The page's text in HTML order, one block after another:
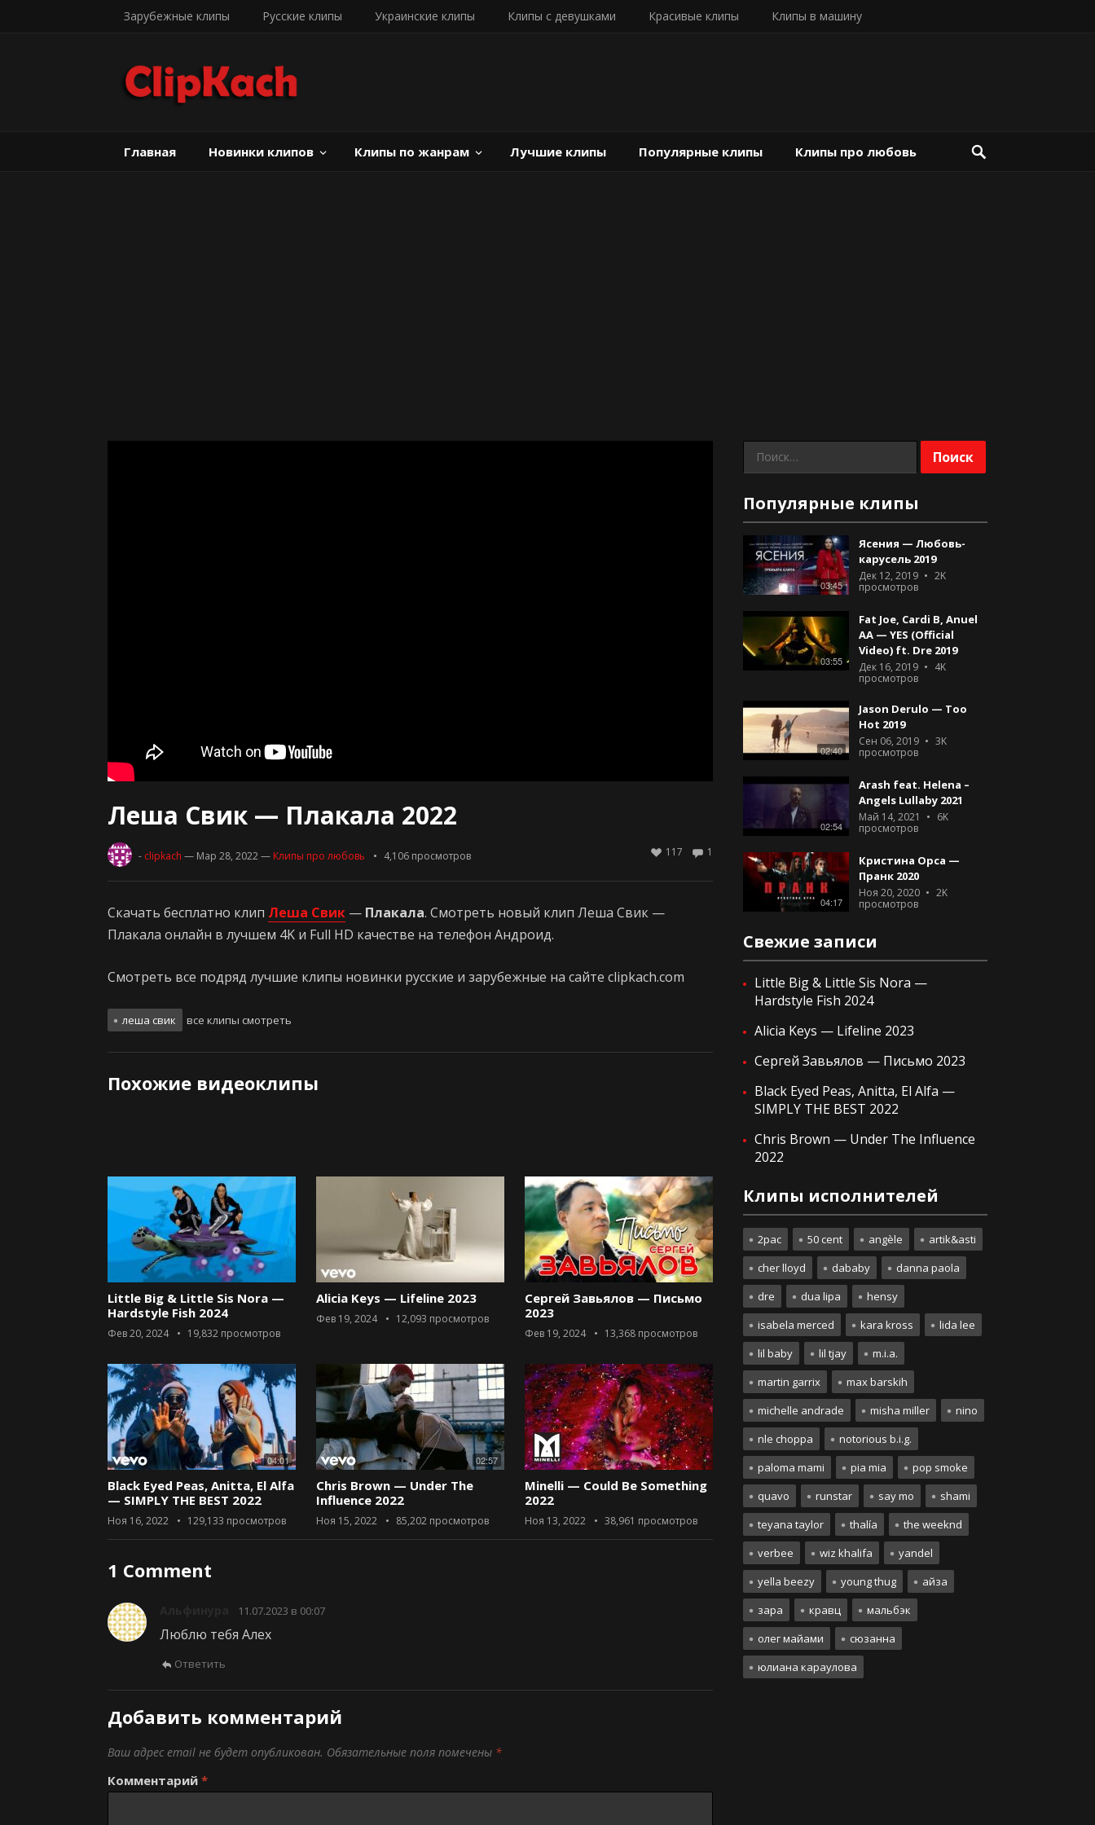
Зарубежные клипы Русские клипы Украинские клипы Клипы с девушками Красивые клипы Клипы в машину
Главная Новинки клипов Клипы по жанрам Лучшие клипы Популярные клипы Клипы про любовь
Леша Свик — Плакала 2022
- clipkach — Мар 28, 2022— Клипы про любовь 4,106 просмотров 1
117
Скачать бесплатно клип Леша Свик — Плакала. Смотреть новый клип Леша Свик —
Плакала онлайн в лучшем 4K и Full HD качестве на телефон Андроид.
Смотреть все подряд лучшие клипы новинки русские и зарубежные на сайте clipkach.com
леша свик все клипы смотреть
Похожие видеоклипы
Little Big & Little Sis Nora —
Hardstyle Fish 2024
Фев 20, 2024 19,832 просмотров
Alicia Keys — Lifeline 2023
Фев 19, 2024 12,093 просмотров
Сергей Завьялов — Письмо
2023
Фев 19, 2024 13,368 просмотров
04:01
Black Eyed Peas, Anitta, El Alfa
— SIMPLY THE BEST 2022
Ноя 16, 2022 129,133 просмотров
02:57
Chris Brown — Under The
Influence 2022
Ноя 15, 2022 85,202 просмотров
Minelli — Could Be Something
2022
Ноя 13, 2022 38,961 просмотров
1 Comment
11.07.2023 в 00:07
Люблю тебя Алех
Ответить
Добавить комментарий
Ваш адрес email не будет опубликован. Обязательные поля помечены *
Комментарий *
Найти:
Популярные клипы
03:45
Ясения — Любовь-
карусель 2019
Дек 12, 2019
2K
просмотров
03:55
Fat Joe, Cardi B, Anuel
AA — YES (Official
Video) ft. Dre 2019
Дек 16, 2019
4K
просмотров
02:40
Jason Derulo — Too
Hot 2019
Сен 06, 2019
3K
просмотров
02:54
Arash feat. Helena –
Angels Lullaby 2021
Май 14, 2021
6K
просмотров
04:17
Кристина Орса —
Пранк 2020
Ноя 20, 2020
2K
просмотров
Свежие записи
Little Big & Little Sis Nora —
Hardstyle Fish 2024
Alicia Keys — Lifeline 2023
Сергей Завьялов — Письмо 2023
Black Eyed Peas, Anitta, El Alfa —
SIMPLY THE BEST 2022
Chris Brown — Under The Influence
2022
Клипы исполнителей
2pac 50 cent angèle
artik&asti
cher lloyd
dababy
danna paola
dre
dua lipa
hensy
isabela merced
kara kross
lida lee
lil baby
lil tjay
m.i.a.
martin garrix
max barskih
michelle andrade
misha miller
nino
nle choppa
notorious b.i.g.
paloma mami
pia mia
pop smoke
quavo
runstar say mo
shami
teyana taylor
thalía
the weeknd
verbee
wiz khalifa
yandel
yella beezy
young thug
айза
зара
кравц
мальбэк
олег майами
сюзанна
юлиана караулова